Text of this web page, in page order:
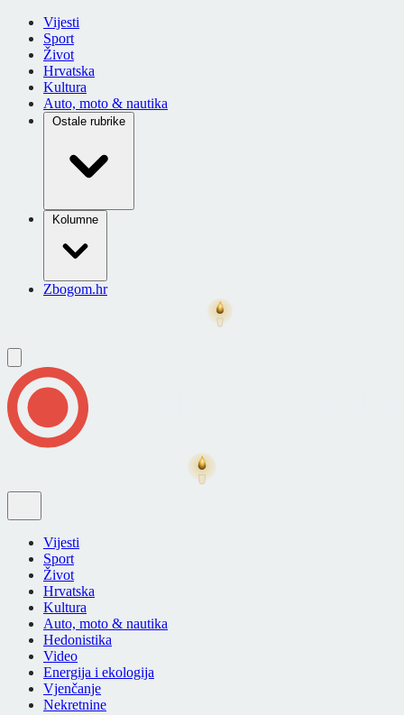
Vijesti
Sport
Život
Hrvatska
Kultura
Auto, moto & nautika
Ostale rubrike
Kolumne
Zbogom.hr
Vijesti
Sport
Život
Hrvatska
Kultura
Auto, moto & nautika
Hedonistika
Video
Energija i ekologija
Vjenčanje
Nekretnine